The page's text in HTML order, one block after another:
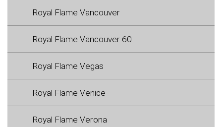
Royal Flame Vancouver
Royal Flame Vancouver 60
Royal Flame Vegas
Royal Flame Venice
Royal Flame Verona